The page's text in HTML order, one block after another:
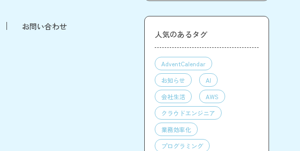
お問い合わせ
人気のあるタグ
AdventCalendar
お知らせ
AI
会社生活
AWS
クラウドエンジニア
業務効率化
プログラミング